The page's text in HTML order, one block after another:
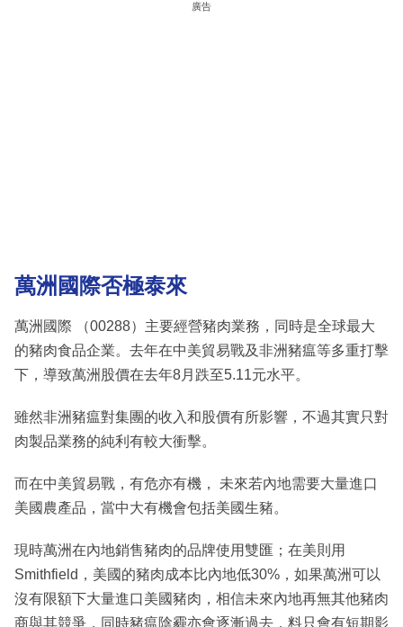
廣告
萬洲國際否極泰來
萬洲國際 （00288）主要經營豬肉業務，同時是全球最大
的豬肉食品企業。去年在中美貿易戰及非洲豬瘟等多重打擊
下，導致萬洲股價在去年8月跌至5.11元水平。
雖然非洲豬瘟對集團的收入和股價有所影響，不過其實只對
肉製品業務的純利有較大衝擊。
而在中美貿易戰，有危亦有機， 未來若內地需要大量進口
美國農產品，當中大有機會包括美國生豬。
現時萬洲在內地銷售豬肉的品牌使用雙匯；在美則用
Smithfield，美國的豬肉成本比內地低30%，如果萬洲可以
沒有限額下大量進口美國豬肉，相信未來內地再無其他豬肉
商與其競爭，同時豬瘟陰霾亦會逐漸過去，料只會有短期影